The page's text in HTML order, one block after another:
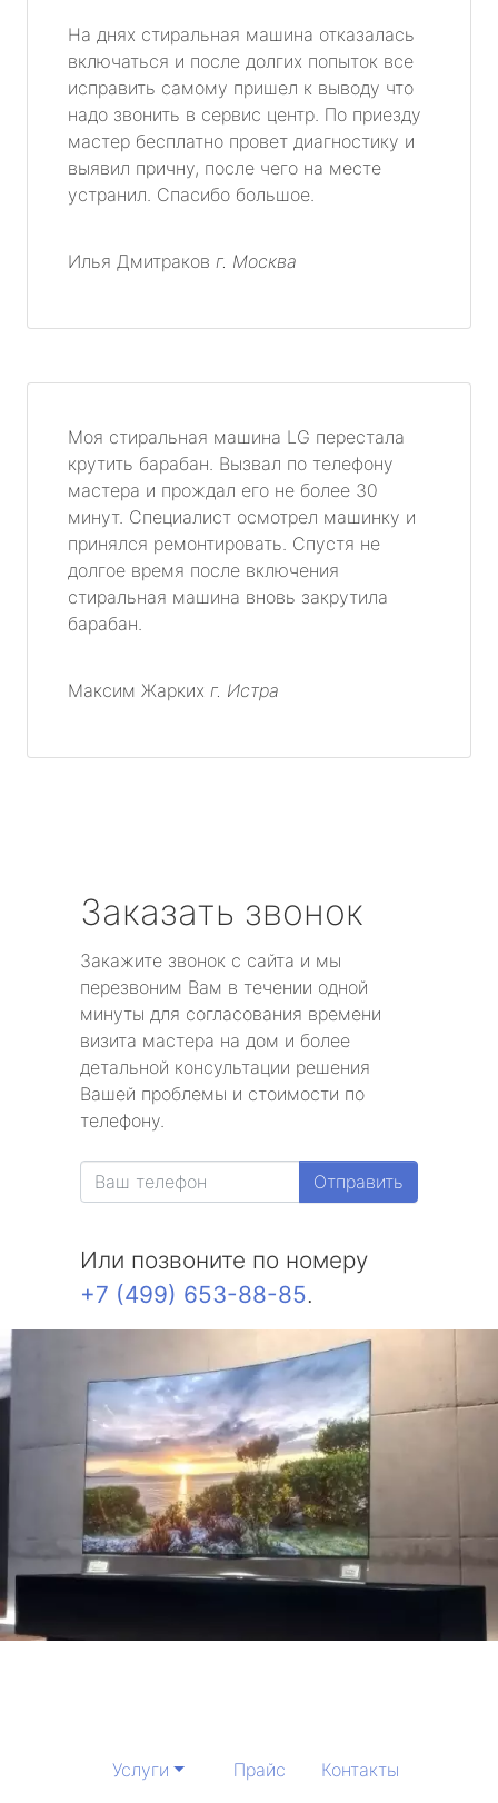
На днях стиральная машина отказалась
включаться и после долгих попыток все
исправить самому пришел к выводу что
надо звонить в сервис центр. По приезду
мастер бесплатно провет диагностику и
выявил причну, после чего на месте
устранил. Спасибо большое.
Илья Дмитраков г. Москва
Моя стиральная машина LG перестала
крутить барабан. Вызвал по телефону
мастера и прождал его не более 30
минут. Специалист осмотрел машинку и
принялся ремонтировать. Спустя не
долгое время после включения
стиральная машина вновь закрутила
барабан.
Максим Жарких г. Истра
Заказать звонок
Закажите звонок с сайта и мы
перезвоним Вам в течении одной
минуты для согласования времени
визита мастера на дом и более
детальной консультации решения
Вашей проблемы и стоимости по
телефону.
Отправить
Или позвоните по номеру
+7 (499) 653-88-85.
Услуги Прайс
Контакты